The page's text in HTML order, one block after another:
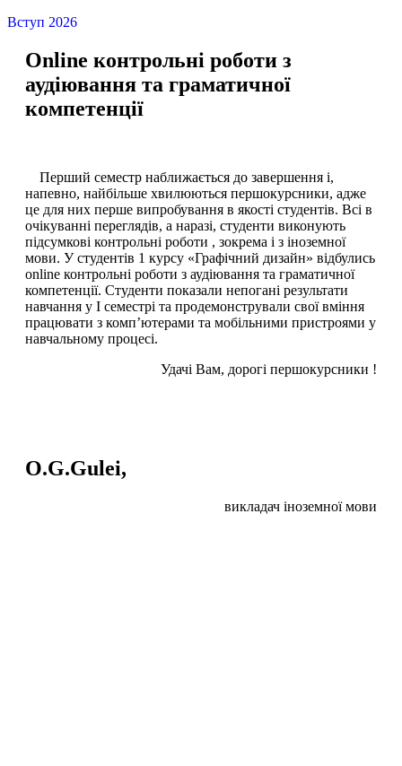
Вступ 2026
Online контрольні роботи з
аудіювання та граматичної
компетенції
Перший семестр наближається до завершення і,
напевно, найбільше хвилюються першокурсники, адже
це для них перше випробування в якості студентів. Всі в
очікуванні переглядів, а наразі, студенти виконують
підсумкові контрольні роботи , зокрема і з іноземної
мови. У студентів 1 курсу «Графічний дизайн» відбулись
online контрольні роботи з аудіювання та граматичної
компетенції. Студенти показали непогані результати
навчання у І семестрі та продемонстрували свої вміння
працювати з комп’ютерами та мобільними пристроями у
навчальному процесі.
Удачі Вам, дорогі першокурсники !
O.G.Gulei,
викладач іноземної мови